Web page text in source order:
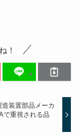
！
造装置部品メーカ
で重視される品